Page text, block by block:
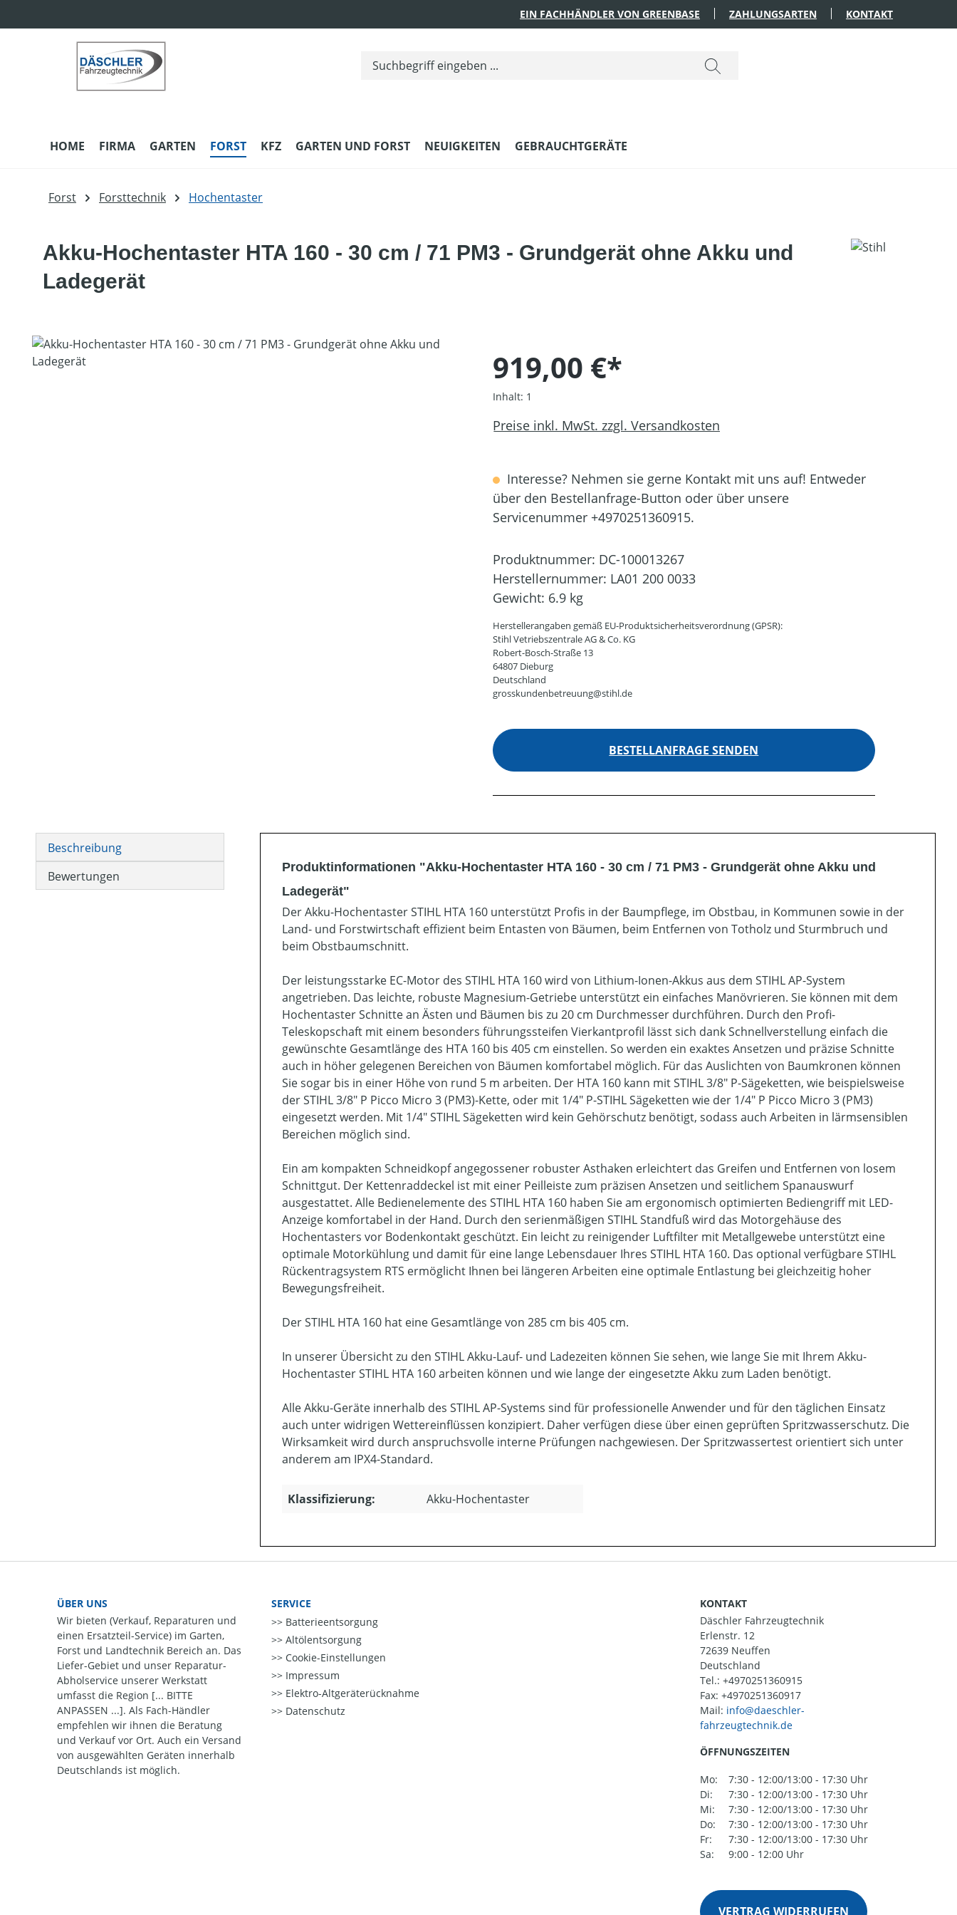
EIN FACHHÄNDLER VON GREENBASE ZAHLUNGSARTEN KONTAKT
HOME FIRMA GARTEN FORST KFZ GARTEN UND FORST NEUIGKEITEN GEBRAUCHTGERÄTE
Forst Forsttechnik Hochentaster
Akku-Hochentaster HTA 160 - 30 cm / 71 PM3 - Grundgerät ohne Akku und
Ladegerät
Bildergalerie überspringen
919,00 €*
Inhalt: 1
Preise inkl. MwSt. zzgl. Versandkosten
Interesse? Nehmen sie gerne Kontakt mit uns auf! Entweder
über den Bestellanfrage-Button oder über unsere
Servicenummer +4970251360915.
Produktnummer: DC-100013267
Herstellernummer: LA01 200 0033
Gewicht: 6.9 kg
Herstellerangaben gemäß EU-Produktsicherheitsverordnung (GPSR):
Stihl Vetriebszentrale AG & Co. KG
Robert-Bosch-Straße 13
64807 Dieburg
Deutschland
grosskundenbetreuung@stihl.de
BESTELLANFRAGE SENDEN
Beschreibung
Bewertungen
Produktinformationen "Akku-Hochentaster HTA 160 - 30 cm / 71 PM3 - Grundgerät ohne Akku und
Ladegerät"
Der Akku-Hochentaster STIHL HTA 160 unterstützt Profis in der Baumpflege, im Obstbau, in Kommunen sowie in der
Land- und Forstwirtschaft effizient beim Entasten von Bäumen, beim Entfernen von Totholz und Sturmbruch und
beim Obstbaumschnitt.
Der leistungsstarke EC-Motor des STIHL HTA 160 wird von Lithium-Ionen-Akkus aus dem STIHL AP-System
angetrieben. Das leichte, robuste Magnesium-Getriebe unterstützt ein einfaches Manövrieren. Sie können mit dem
Hochentaster Schnitte an Ästen und Bäumen bis zu 20 cm Durchmesser durchführen. Durch den Profi-
Teleskopschaft mit einem besonders führungssteifen Vierkantprofil lässt sich dank Schnellverstellung einfach die
gewünschte Gesamtlänge des HTA 160 bis 405 cm einstellen. So werden ein exaktes Ansetzen und präzise Schnitte
auch in höher gelegenen Bereichen von Bäumen komfortabel möglich. Für das Auslichten von Baumkronen können
Sie sogar bis in einer Höhe von rund 5 m arbeiten. Der HTA 160 kann mit STIHL 3/8" P-Sägeketten, wie beispielsweise
der STIHL 3/8" P Picco Micro 3 (PM3)-Kette, oder mit 1/4" P-STIHL Sägeketten wie der 1/4" P Picco Micro 3 (PM3)
eingesetzt werden. Mit 1/4" STIHL Sägeketten wird kein Gehörschutz benötigt, sodass auch Arbeiten in lärmsensiblen
Bereichen möglich sind.
Ein am kompakten Schneidkopf angegossener robuster Asthaken erleichtert das Greifen und Entfernen von losem
Schnittgut. Der Kettenraddeckel ist mit einer Peilleiste zum präzisen Ansetzen und seitlichem Spanauswurf
ausgestattet. Alle Bedienelemente des STIHL HTA 160 haben Sie am ergonomisch optimierten Bediengriff mit LED-
Anzeige komfortabel in der Hand. Durch den serienmäßigen STIHL Standfuß wird das Motorgehäuse des
Hochentasters vor Bodenkontakt geschützt. Ein leicht zu reinigender Luftfilter mit Metallgewebe unterstützt eine
optimale Motorkühlung und damit für eine lange Lebensdauer Ihres STIHL HTA 160. Das optional verfügbare STIHL
Rückentragsystem RTS ermöglicht Ihnen bei längeren Arbeiten eine optimale Entlastung bei gleichzeitig hoher
Bewegungsfreiheit.
Der STIHL HTA 160 hat eine Gesamtlänge von 285 cm bis 405 cm.
In unserer Übersicht zu den STIHL Akku-Lauf- und Ladezeiten können Sie sehen, wie lange Sie mit Ihrem Akku-
Hochentaster STIHL HTA 160 arbeiten können und wie lange der eingesetzte Akku zum Laden benötigt.
Alle Akku-Geräte innerhalb des STIHL AP-Systems sind für professionelle Anwender und für den täglichen Einsatz
auch unter widrigen Wettereinflüssen konzipiert. Daher verfügen diese über einen geprüften Spritzwasserschutz. Die
Wirksamkeit wird durch anspruchsvolle interne Prüfungen nachgewiesen. Der Spritzwassertest orientiert sich unter
anderem am IPX4-Standard.
Klassifizierung: Akku-Hochentaster
ÜBER UNS
Wir bieten (Verkauf, Reparaturen und
einen Ersatzteil-Service) im Garten,
Forst und Landtechnik Bereich an. Das
Liefer-Gebiet und unser Reparatur-
Abholservice unserer Werkstatt
umfasst die Region [... BITTE
ANPASSEN ...]. Als Fach-Händler
empfehlen wir ihnen die Beratung
und Verkauf vor Ort. Auch ein Versand
von ausgewählten Geräten innerhalb
Deutschlands ist möglich.
SERVICE
Batterieentsorgung
Altölentsorgung
Cookie-Einstellungen
Impressum
Elektro-Altgeräterücknahme
Datenschutz
KONTAKT
Däschler Fahrzeugtechnik
Erlenstr. 12
72639 Neuffen
Deutschland
Tel.: +4970251360915
Fax: +4970251360917
Mail:
ÖFFNUNGSZEITEN
Mo:
7:30 - 12:00/13:00 - 17:30 Uhr
Di:
7:30 - 12:00/13:00 - 17:30 Uhr
Mi:
7:30 - 12:00/13:00 - 17:30 Uhr
Do:
7:30 - 12:00/13:00 - 17:30 Uhr
Fr:
7:30 - 12:00/13:00 - 17:30 Uhr
Sa:
9:00 - 12:00 Uhr
VERTRAG WIDERRUFEN